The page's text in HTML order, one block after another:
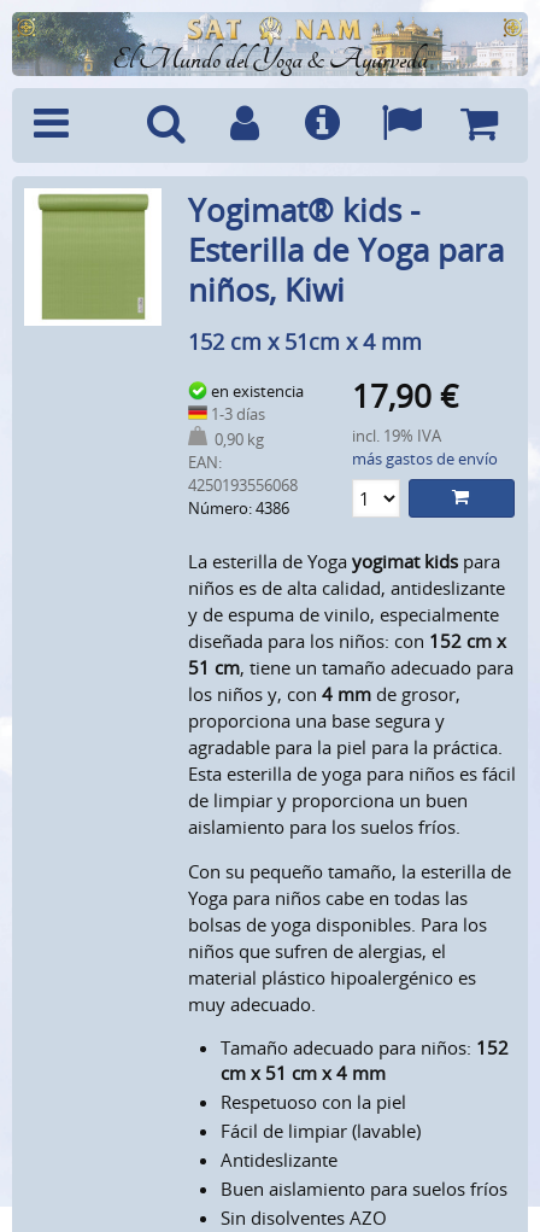
El Mundo del Yoga & Ayurveda
Menú Búsquedad
CuentaInfo Idiomas
Yogimat® kids -
Esterilla de Yoga para
niños, Kiwi
152 cm x 51cm x 4 mm
en existencia
1-3 días
0,90 kg
EAN:
4250193556068
Número: 4386
17,90 €
incl. 19% IVA
más gastos de envío
La esterilla de Yogayogimat kids para
niños es de alta calidad, antideslizante
y de espuma de vinilo, especialmente
diseñada para los niños: con 152 cm x
51 cm, tiene un tamaño adecuado para
los niños y, con4 mm de grosor,
proporciona una base segura y
agradable para la piel para la práctica.
Esta esterilla de yoga para niños es fácil
de limpiar y proporciona un buen
aislamiento para los suelos fríos.
Con su pequeño tamaño, la esterilla de
Yoga para niños cabe en todas las
bolsas de yoga disponibles. Para los
niños que sufren de alergias, el
material plástico hipoalergénico es
muy adecuado.
Tamaño adecuado para niños: 152
cm x 51 cm x 4 mm
Respetuoso con la piel
Fácil de limpiar (lavable)
Antideslizante
Buen aislamiento para suelos fríos
Sin disolventes AZO